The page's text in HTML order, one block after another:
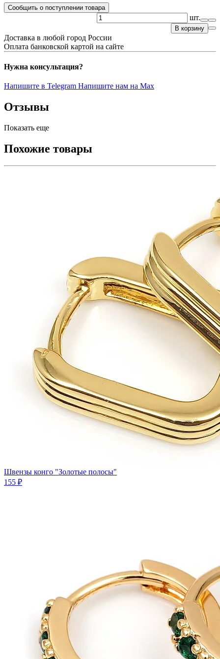
Сообщить о поступлении товара
шт.
В корзину
Доставка в любой город России
Оплата банковской картой на сайте
Нужна консультация?
Напишите в Telegram Напишите нам на Max
Отзывы
Показать еще
Похожие товары
Швензы конго "Золотые полосы"
155 ₽